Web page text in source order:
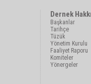
Dernek
Başkanlar
Tarihçe
Tüzük
Yönetim Kurulu
Faaliyet Raporu
Komiteler
Yönergeler